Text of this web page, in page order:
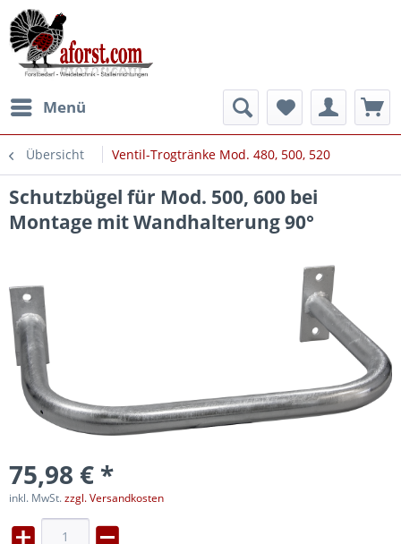
Menü
Übersicht Ventil-Trogtränke Mod. 480, 500, 520
Schutzbügel für Mod. 500, 600 bei
Montage mit Wandhalterung 90°
75,98 € *
inkl. MwSt.zzgl. Versandkosten